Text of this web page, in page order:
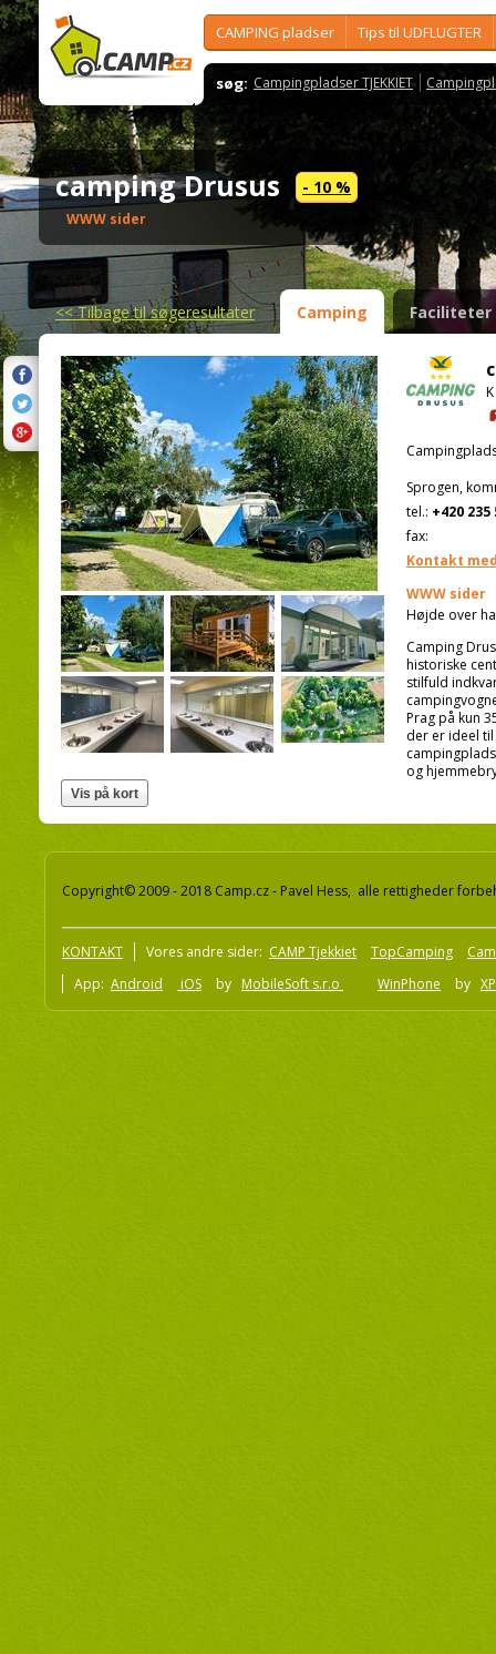
CAMPING pladser Tips til UDFLUGTER
søg: Campingpladser TJEKKIET
camping Drusus - 10 %
WWW sider
<<Tilbage til søgeresultater Camping Faciliteter
Sprogen,
tel.: +420 235
fax:
Kontakt
WWW sider
Højde over
Camping
historiske
stilfuld
Prag på kun
der er ideel
og
Copyright© 2009 - 2018 Camp.cz - Pavel Hess, alle rettigheder
KONTAKT Vores andre sider: CAMP Tjekkiet TopCamping
App: Android iOS by MobileSoft s.r.o WinPhone by